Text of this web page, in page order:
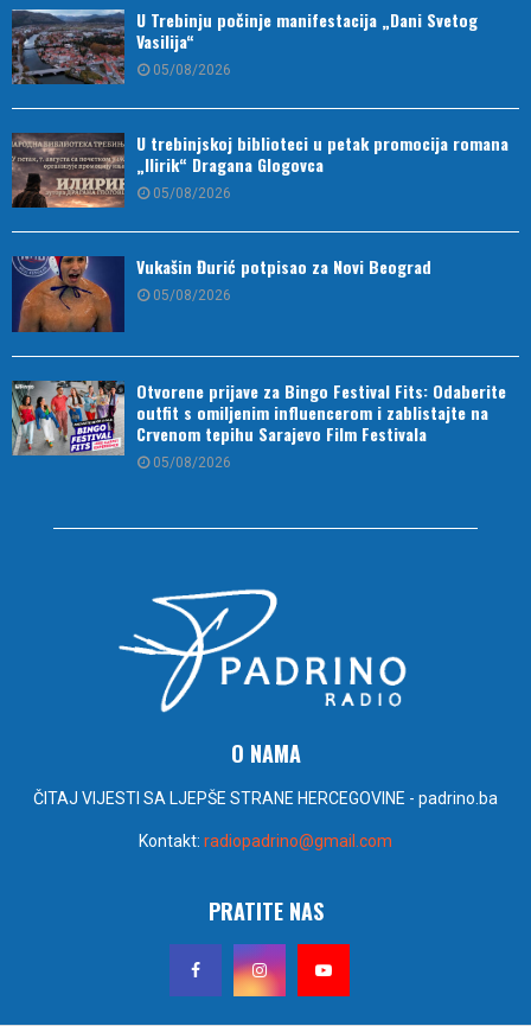
U Trebinju počinje manifestacija „Dani Svetog
Vasilija“
05/08/2026
U trebinjskoj biblioteci u petak promocija romana
„Ilirik“ Dragana Glogovca
05/08/2026
Vukašin Đurić potpisao za Novi Beograd
05/08/2026
Otvorene prijave za Bingo Festival Fits: Odaberite
outfit s omiljenim influencerom i zablistajte na
Crvenom tepihu Sarajevo Film Festivala
05/08/2026
O NAMA
ČITAJ VIJESTI SA LJEPŠE STRANE HERCEGOVINE - padrino.ba
Kontakt: radiopadrino@gmail.com
PRATITE NAS